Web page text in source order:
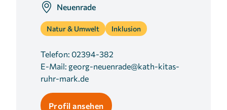
Neuenrade
Natur & Umwelt Inklusion
Telefon: 02394-382
E-Mail: georg-neuenrade@kath-kitas-
ruhr-mark.de
Profil ansehen